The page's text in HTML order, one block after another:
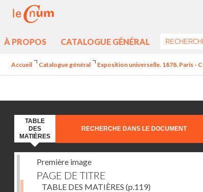
À PROPOS CATALOGUE GÉNÉRAL
Accueil Catalogue général Exposition universelle. 1878. Paris -
TABLE
DES
MATIÈRES
RECHERCHE DANS LE DOCUMENT
Première image
PAGE DE TITRE
TABLE DES MATIÈRES (p.119)